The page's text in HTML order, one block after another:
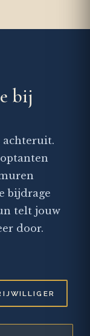
bij
achteruit.
bijdrage
telt jouw
door.